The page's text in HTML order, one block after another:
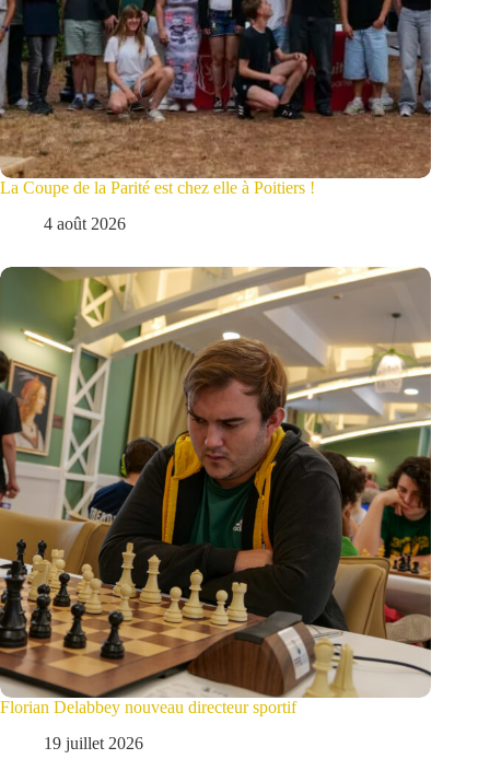
La Coupe de la Parité est chez elle à Poitiers !
4 août 2026
Florian Delabbey nouveau directeur sportif
19 juillet 2026